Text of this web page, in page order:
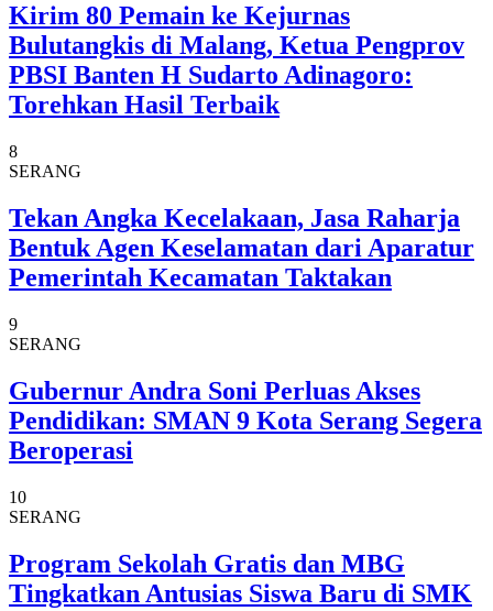
Kirim 80 Pemain ke Kejurnas
Bulutangkis di Malang, Ketua Pengprov
PBSI Banten H Sudarto Adinagoro:
Torehkan Hasil Terbaik
8
SERANG
Tekan Angka Kecelakaan, Jasa Raharja
Bentuk Agen Keselamatan dari Aparatur
Pemerintah Kecamatan Taktakan
9
SERANG
Gubernur Andra Soni Perluas Akses
Pendidikan: SMAN 9 Kota Serang Segera
Beroperasi
10
SERANG
Program Sekolah Gratis dan MBG
Tingkatkan Antusias Siswa Baru di SMK